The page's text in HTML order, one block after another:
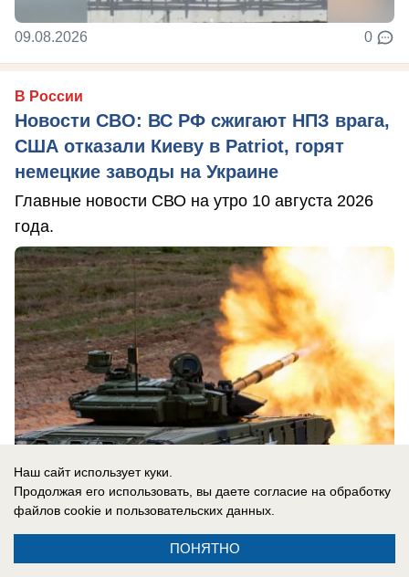
09.08.2026 0
В России
Новости СВО: ВС РФ сжигают НПЗ врага,
США отказали Киеву в Patriot, горят
немецкие заводы на Украине
Главные новости СВО на утро 10 августа 2026
года.
Наш сайт использует куки.
Продолжая его использовать, вы даете согласие на обработку
файлов cookie и пользовательских данных.
ПОНЯТНО